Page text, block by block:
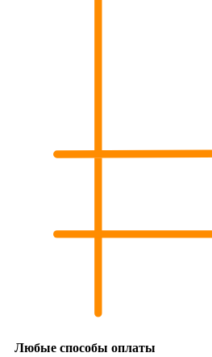
Любые способы оплаты